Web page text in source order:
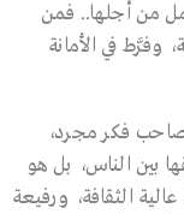
من أجلها.. فمن
وفرَّط في الأمانة
صاحب فكر مجرد،
بين الناس، بل هو
الثقافة، ورفيعة